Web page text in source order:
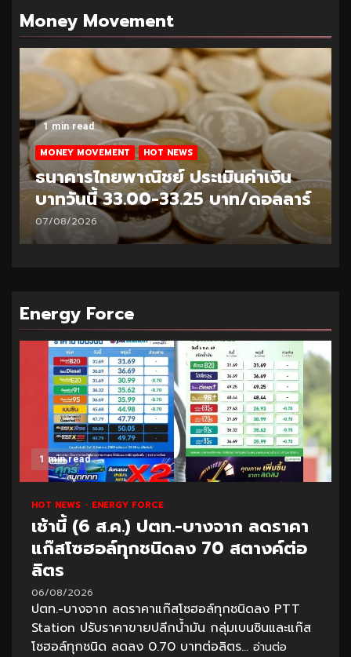
Money Movement
1 min read
MONEY MOVEMENT HOT NEWS
ธนาคารไทยพาณิชย์ ประเมินค่าเงิน
บาทวันนี้ 33.00-33.25 บาท/ดอลลาร์
07/08/2026
Energy Force
1 min read
HOT NEWS ENERGY FORCE
เช้านี้ (6 ส.ค.) ปตท.-บางจาก ลดราคา
แก๊สโซฮอล์ทุกชนิดลง 70 สตางค์ต่อ
ลิตร
06/08/2026
ปตท.-บางจาก ลดราคาแก๊สโซฮอล์ทุกชนิดลง PTT
Station ปรับราคาขายปลีกน้ำมัน กลุ่มเบนซินและแก๊ส
โซฮอล์ทุกชนิด ลดลง 0.70 บาทต่อลิตร... อ่านต่อ